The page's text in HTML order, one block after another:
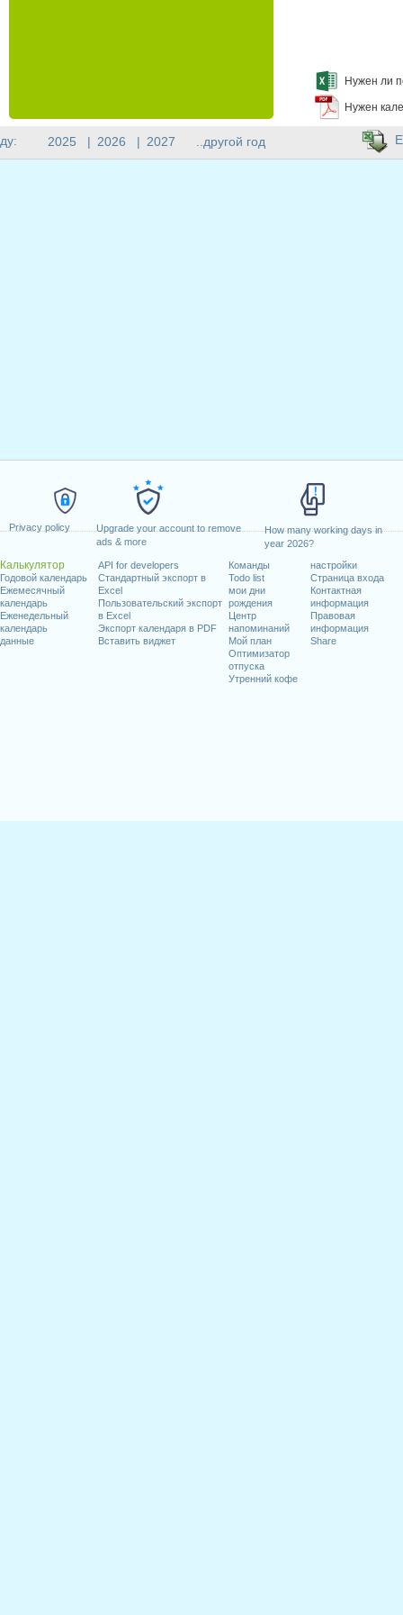
Privacy policy
Upgrade your account to remove
ads & more
How many working days in
year 2026?
Калькулятор
Годовой календарь
Ежемесячный
календарь
Еженедельный
календарь
данные
API for developers
Стандартный экспорт в
Excel
Пользовательский экспорт
в Excel
Экспорт календаря в PDF
Вставить виджет
Команды
Todo list
мои дни
рождения
Центр
напоминаний
Мой план
Оптимизатор
отпуска
Утренний кофе
настройки
Страница входа
Контактная
информация
Правовая
информация
Share
Нужен ли
Нужен
2025 | 2026 | 2027 ..другой год